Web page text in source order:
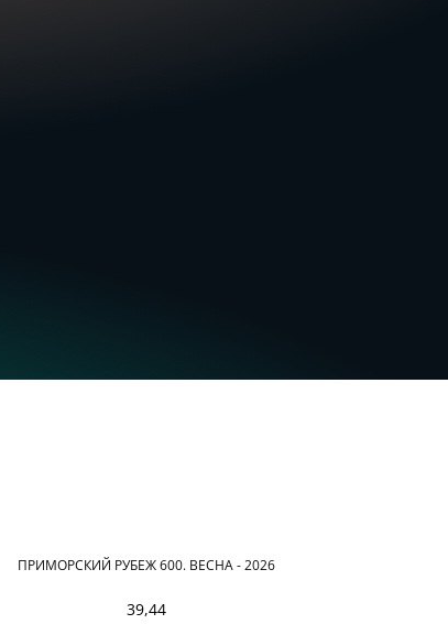
ПРИМОРСКИЙ РУБЕЖ 600. ВЕСНА - 2026
39,44